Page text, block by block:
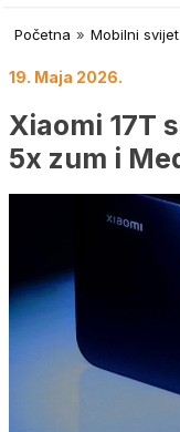
Početna » Mobilni svijet
19. Maja 2026.
Xiaomi 17T
5x zum i